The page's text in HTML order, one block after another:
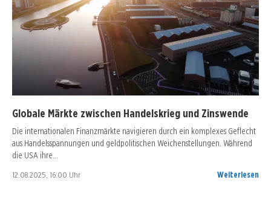
Globale Märkte zwischen Handelskrieg und Zinswende
Die internationalen Finanzmärkte navigieren durch ein komplexes Geflecht
aus Handelsspannungen und geldpolitischen Weichenstellungen. Während
die USA ihre…
12.08.2025, 16:00 Uhr Weiterlesen